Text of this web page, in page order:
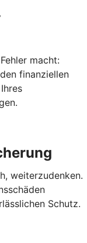
macht:
finanziellen
weiterzudenken.
Schutz.